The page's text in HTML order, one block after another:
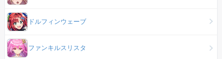
ドルフィンウェーブ
ファンキルスリスタ